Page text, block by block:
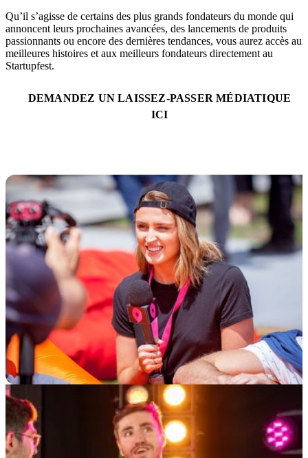
Qu’il s’agisse de certains des plus grands fondateurs du monde qui
annoncent leurs prochaines avancées, des lancements de produits
passionnants ou encore des dernières tendances, vous aurez accès aux
meilleures histoires et aux meilleurs fondateurs directement au
Startupfest.
DEMANDEZ UN LAISSEZ-PASSER MÉDIATIQUE
ICI